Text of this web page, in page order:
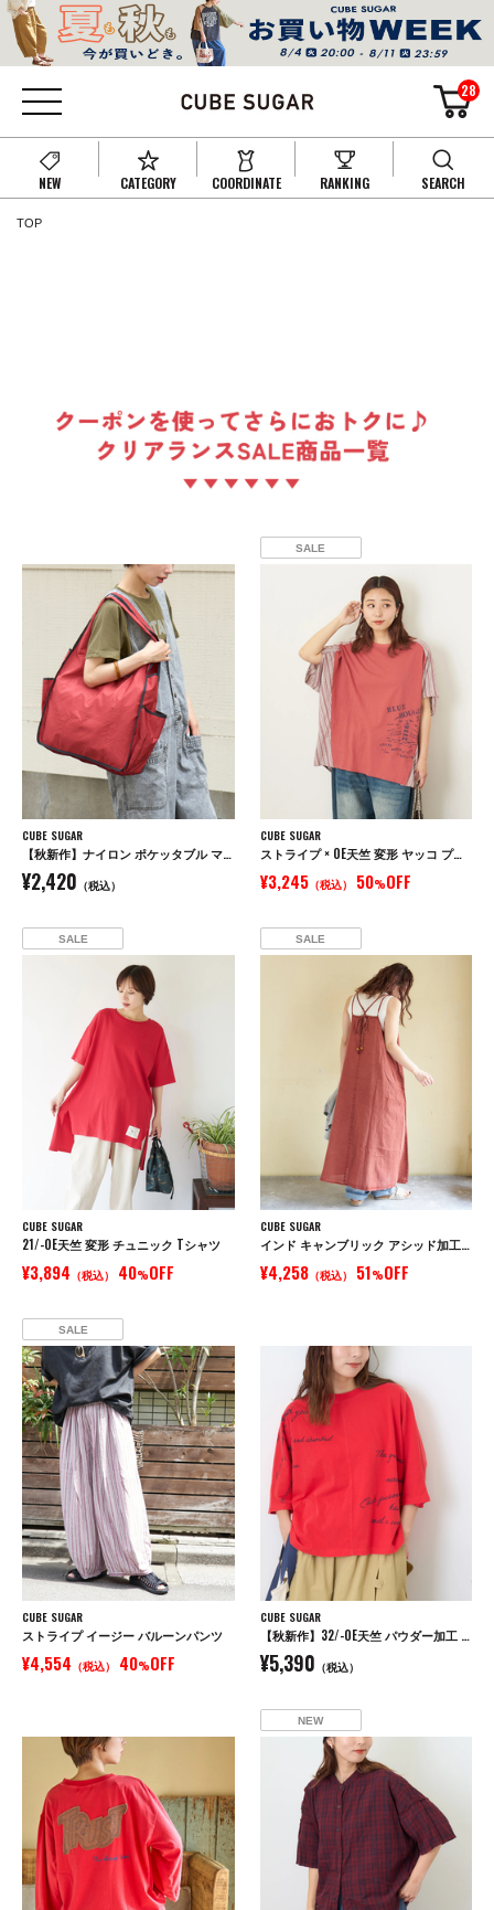
28
NEW CATEGORY COORDINATE RANKING SEARCH
TOP
CUBE SUGAR
【秋新作】ナイロン ポケッタブル マルシェ バッグ
¥2,420 （税込）
SALE
CUBE SUGAR
ストライプ × OE天竺 変形 ヤッコ プルオーバー シャツ
¥3,245（税込） 50%OFF
SALE
CUBE SUGAR
21/-OE天竺 変形 チュニック Tシャツ
¥3,894 （税込） 40%OFF
SALE
CUBE SUGAR
インド キャンブリック アシッド加工 キャミワンピース
¥4,258（税込） 51%OFF
SALE
CUBE SUGAR
ストライプ イージー バルーンパンツ
¥4,554 （税込） 40%OFF
CUBE SUGAR
【秋新作】32/-OE天竺 パウダー加工 5分袖 ドルマン Tシャツ
¥5,390 （税込）
NEW